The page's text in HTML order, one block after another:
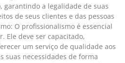
garantindo a legalidade de suas
de seus clientes e das pessoas
O profissionalismo é essencial
Ele deve ser capacitado,
um serviço de qualidade aos
suas necessidades de forma